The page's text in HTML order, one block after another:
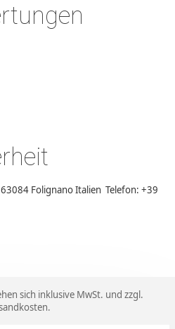
63084 Folignano Italien Telefon: +39
sich inklusive MwSt. und zzgl.
.